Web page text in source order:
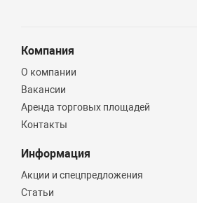
Компания
О компании
Вакансии
Аренда торговых площадей
Контакты
Информация
Акции и спецпредложения
Статьи